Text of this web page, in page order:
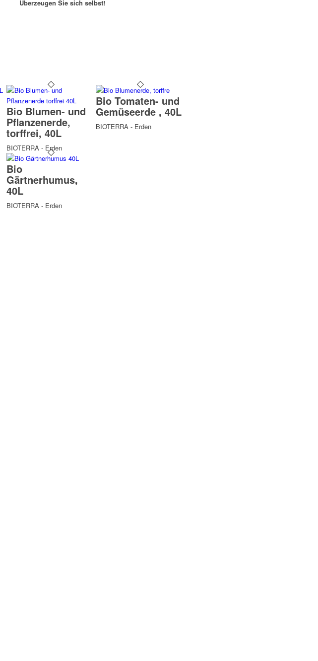
Überzeugen Sie sich selbst!
Bio Blumen- und
Pflanzenerde,
torffrei, 40L
BIOTERRA - Erden
Bio Tomaten- und
Gemüseerde , 40L
BIOTERRA - Erden
Bio
Gärtnerhumus,
40L
BIOTERRA - Erden